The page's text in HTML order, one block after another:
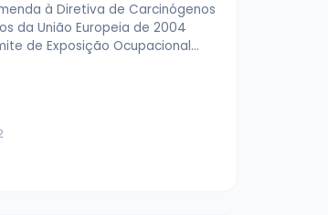
à Diretiva de Carcinógenos
da União Europeia de 2004
de Exposição Ocupacional…